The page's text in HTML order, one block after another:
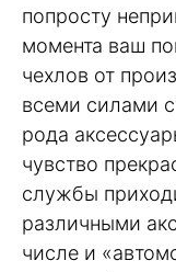
попросту
момента ваш
чехлов от
всеми силами
рода
чувство
службы
различными
числе и